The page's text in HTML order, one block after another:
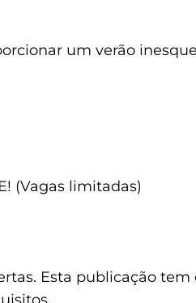
um verão
(Vagas limitadas)
Esta publicação